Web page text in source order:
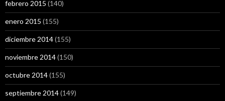
febrero 2015 (140)
enero 2015 (155)
diciembre 2014(155)
noviembre 2014(150)
octubre 2014(155)
septiembre 2014(149)